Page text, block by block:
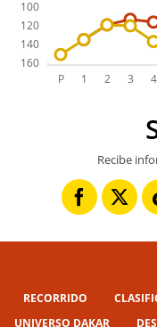
Recibe
RECORRIDO
UNIVERSO DAKAR